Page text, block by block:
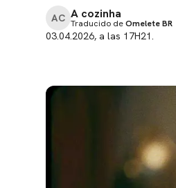
AC A cozinha
Traducido deOmelete BR
03.04.2026, a las 17H21.